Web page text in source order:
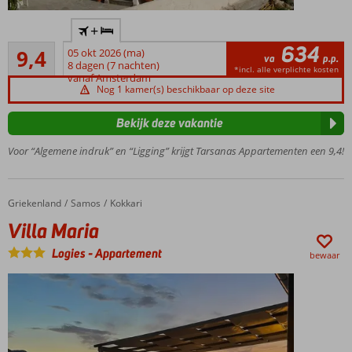
Kleinschalig
appartementencomplex
Vlak bij het
strand en
gezellige
restaurantjes
500 m.
van
9,4Uitstekend
23
beoordelingen
+
05 okt 2026 (ma)
8 dagen (7 nachten)
vanaf Amsterdam
va 634 p.p.
*incl. alle verplichte kosten
Nog 1 kamer(s) beschikbaar op deze site
Voor “Algemene indruk” en “Ligging” krijgt Tarsanas Appartementen een 9,4!
Bekijk deze vakantie
Home
Griekenland Samos Kokkari
Villa Maria
Villa Maria
Logies-Appartement bewaar